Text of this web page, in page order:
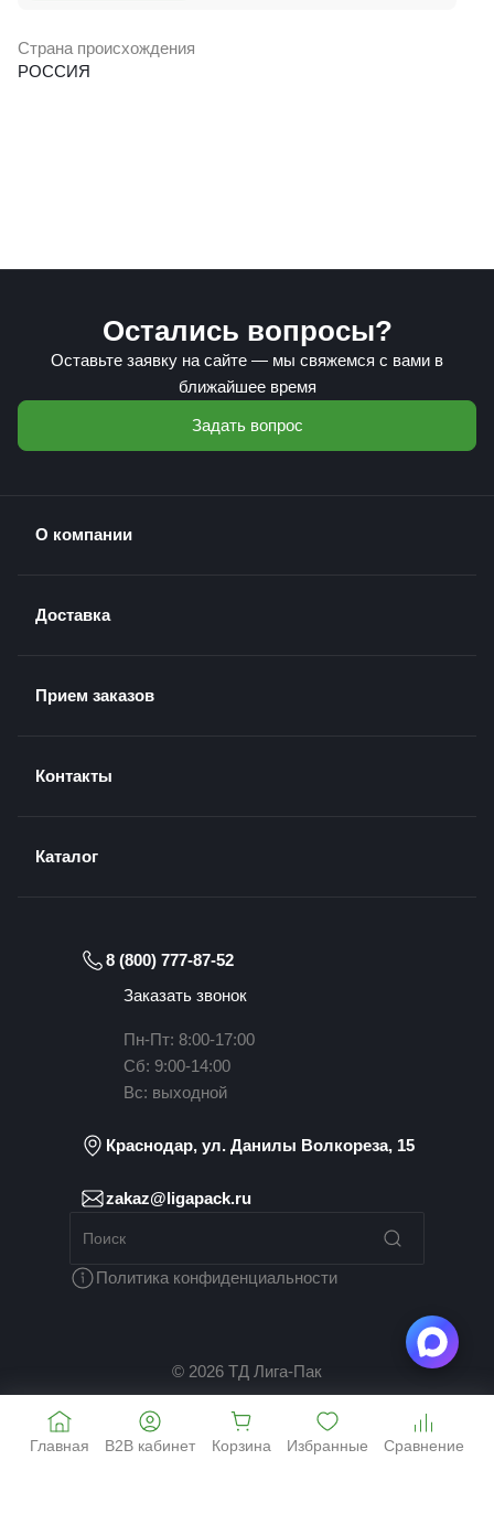
Страна происхождения
РОССИЯ
Остались вопросы?
Оставьте заявку на сайте — мы свяжемся с вами в
ближайшее время
Задать вопрос
О компании
Доставка
Прием заказов
Контакты
Каталог
8 (800) 777-87-52
Заказать звонок
Пн-Пт: 8:00-17:00
Сб: 9:00-14:00
Вс: выходной
Краснодар, ул. Данилы Волкореза, 15
zakaz@ligapack.ru
Политика конфиденциальности
© 2026 ТД Лига-Пак
Главная B2B кабинет Корзина Избранные Сравнение